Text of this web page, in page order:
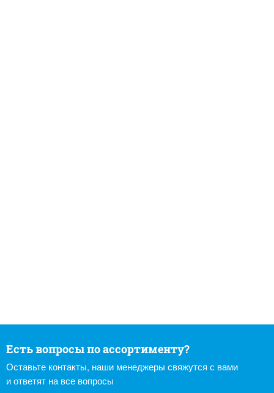
Есть вопросы по ассортименту?
Оставьте контакты, наши менеджеры свяжутся с вами
и ответят на все вопросы